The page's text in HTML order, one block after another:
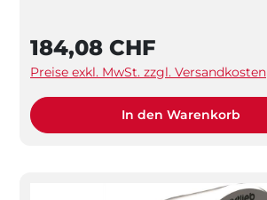
184,08 CHF
Preise exkl. MwSt. zzgl. Versandkosten
In den Warenkorb